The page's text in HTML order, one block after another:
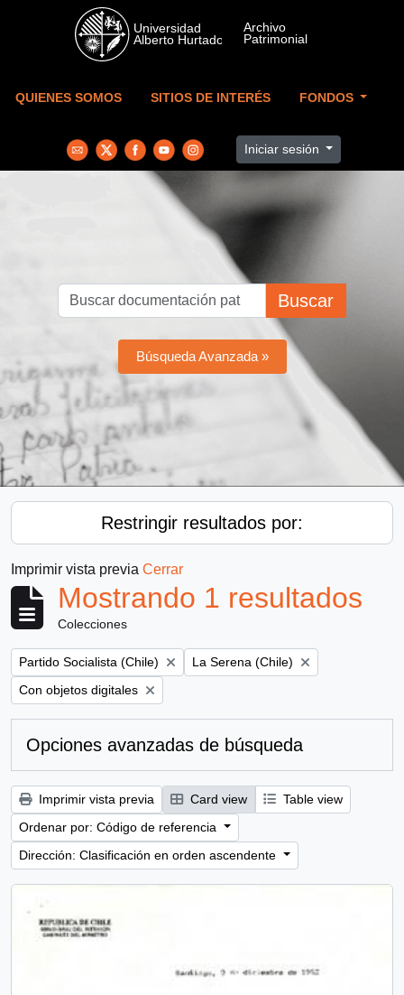
Skip to main content
QUIENES SOMOS SITIOS DE INTERÉS FONDOS
Iniciar sesión
Buscar
Búsqueda Avanzada »
Restringir resultados por:
Imprimir vista previa Cerrar
Mostrando 1 resultados
Colecciones
Remove filter:
Partido Socialista (Chile) Remove filter:
La Serena (Chile)
Remove filter:
Con objetos digitales
Opciones avanzadas de búsqueda
Imprimir vista previa Card view
Table view
Ordenar por: Código de referencia
Dirección: Clasificación en orden ascendente